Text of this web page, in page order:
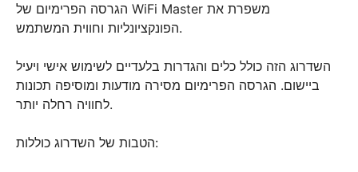
הגרסה הפרימיום של WiFi Master משפרת את
הפונקציונליות וחווית המשתמש.
השדרוג הזה כולל כלים והגדרות בלעדיים לשימוש אישי ויעיל
ביישום. הגרסה הפרימיום מסירה מודעות ומוסיפה תכונות
לחוויה רחלה יותר.
הטבות של השדרוג כוללות: